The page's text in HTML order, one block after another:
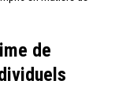
de